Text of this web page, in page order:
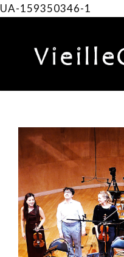
UA-159350346-1